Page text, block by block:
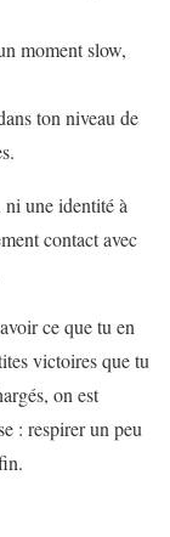
moment slow,
ton niveau de
ni une identité à
contact avec
ce que tu en
victoires que tu
on est
: respirer un peu